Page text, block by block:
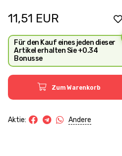
11,51 EUR
Für den Kauf eines jeden dieser
Artikel erhalten Sie +0.34
Bonusse
Zum Warenkorb
Aktie: Andere